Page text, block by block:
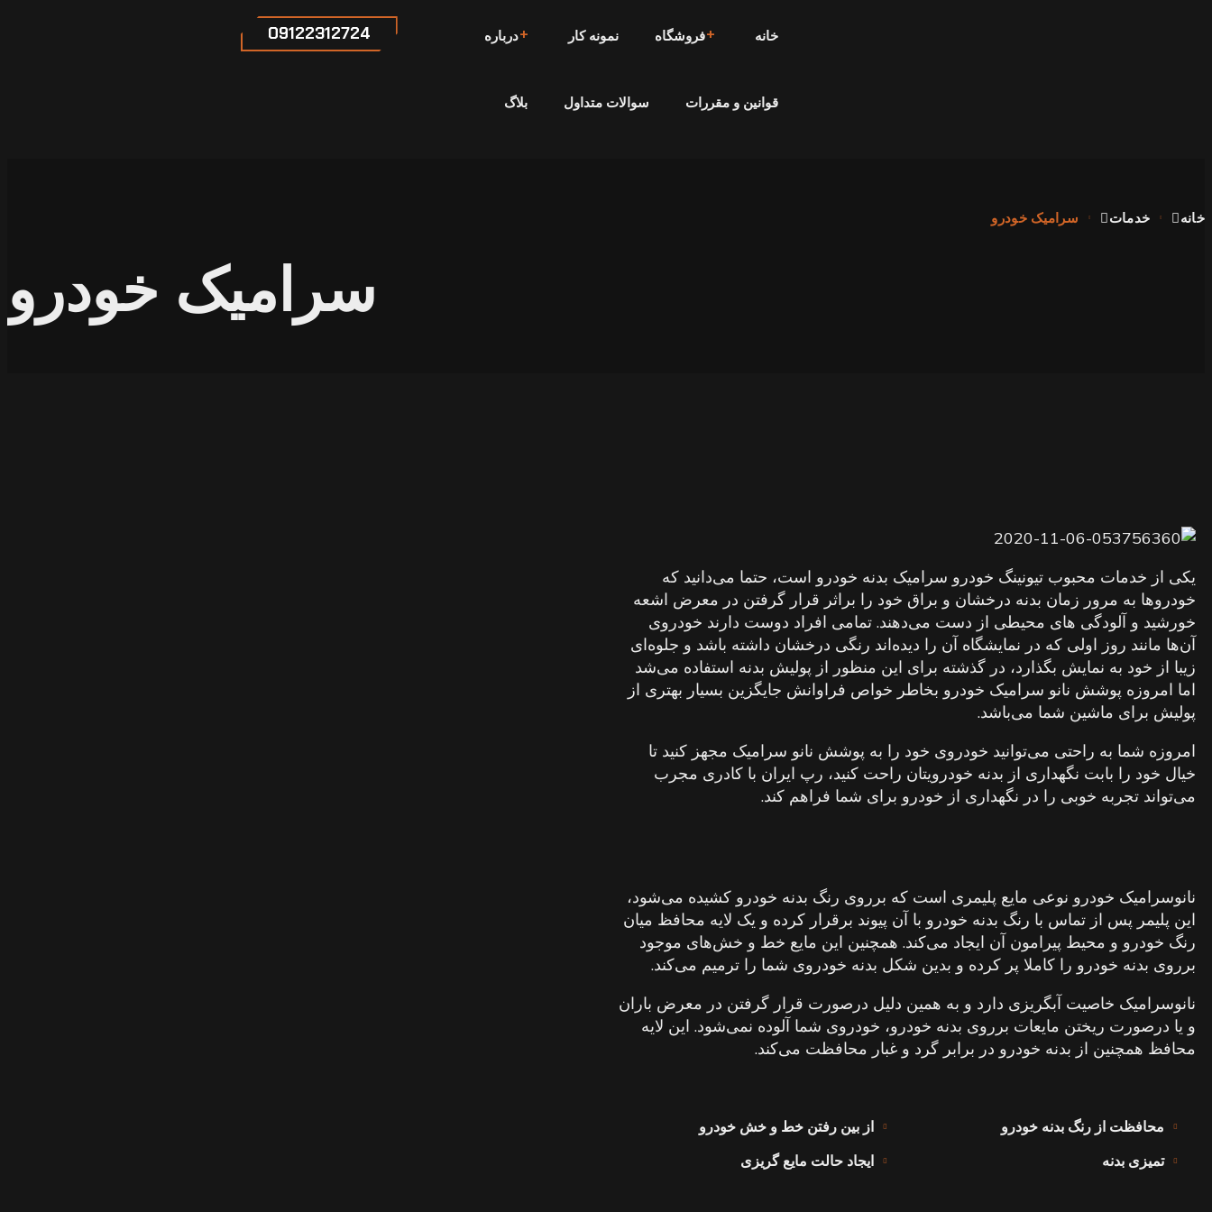
خانه فروشگاه نمونه کار درباره
قوانین و مقررات سوالات متداول بلاگ
09122312724
خانه خدمات سرامیک خودرو
سرامیک خودرو
یکی از خدمات محبوب تیونینگ خودرو سرامیک بدنه خودرو است، حتما می‌دانید که
خودروها به مرور زمان بدنه درخشان و براق خود را براثر قرار گرفتن در معرض اشعه
خورشید و آلودگی های محیطی از دست می‌دهند. تمامی افراد دوست دارند خودروی
آن‌ها مانند روز اولی که در نمایشگاه آن را دیده‌اند رنگی درخشان داشته باشد و جلوه‌ای
زیبا از خود به نمایش بگذارد، در گذشته برای این منظور از پولیش بدنه استفاده می‌شد
اما امروزه پوشش نانو سرامیک خودرو بخاطر خواص فراوانش جایگزین بسیار بهتری از
پولیش برای ماشین شما می‌باشد.
امروزه شما به راحتی می‌توانید خودروی خود را به پوشش نانو سرامیک مجهز کنید تا
خیال خود را بابت نگهداری از بدنه خودرویتان راحت کنید، رپ ایران با کادری مجرب
می‌تواند تجربه خوبی را در نگهداری از خودرو برای شما فراهم کند.
نانوسرامیک خودرو چیست؟
نانوسرامیک خودرو نوعی مایع پلیمری است که برروی رنگ بدنه خودرو کشیده می‌شود،
این پلیمر پس از تماس با رنگ بدنه خودرو با آن پیوند برقرار کرده و یک لایه محافظ میان
رنگ خودرو و محیط پیرامون آن ایجاد می‌کند. همچنین این مایع خط و خش‌های موجود
برروی بدنه خودرو را کاملا پر کرده و بدین شکل بدنه خودروی شما را ترمیم می‌کند.
نانوسرامیک خاصیت آبگریزی دارد و به همین دلیل درصورت قرار گرفتن در معرض باران
و یا درصورت ریختن مایعات برروی بدنه خودرو،‌ خودروی شما آلوده نمی‌شود. این لایه
محافظ همچنین از بدنه خودرو در برابر گرد و غبار محافظت می‌کند.
مزایای استفاده خودرو
محافظت از رنگ بدنه خودرو
تمیزی بدنه
از بین رفتن خط و خش خودرو
ایجاد حالت مایع گریزی